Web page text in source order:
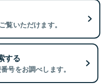
覧いただけます。
する
号をお調べします。